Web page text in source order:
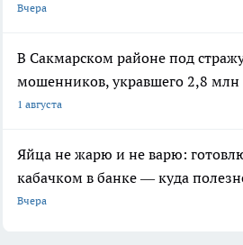
Вчера
В Сакмарском районе под
мошенников, укравшего 2,8 млн
1 августа
Яйца не жарю и не варю:
кабачком в банке — куда
Вчера